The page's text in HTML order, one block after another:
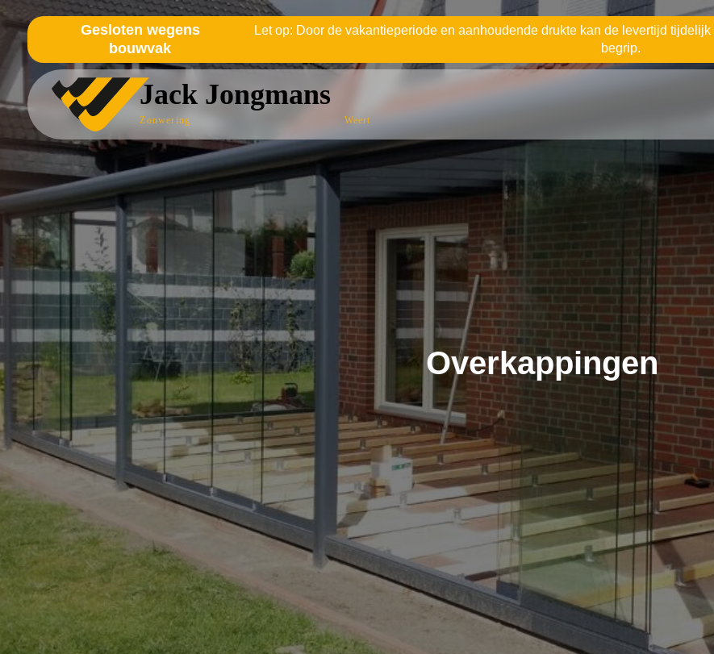
Gesloten wegens
bouwvak
Let op: Door de vakantieperiode en aanhoudende drukte kan de levertijd
begrip.
Jack Jongmans
Zonwering Weert
Overkappingen